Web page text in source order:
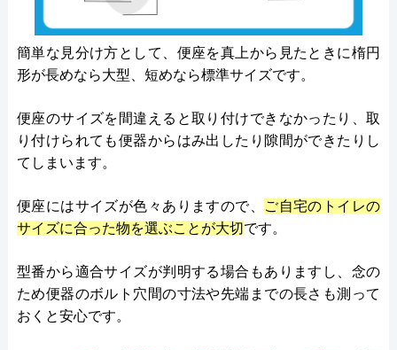
簡単な見分け方として、便座を真上から見たときに楕円
形が長めなら大型、短めなら標準サイズです。
便座のサイズを間違えると取り付けできなかったり、取
り付けられても便器からはみ出したり隙間ができたりし
てしまいます。
便座にはサイズが色々ありますので、
ご自宅のトイレの
サイズに合った物を選ぶことが大切です。
型番から適合サイズが判明する場合もありますし、念の
ため便器のボルト穴間の寸法や先端までの長さも測って
おくと安心です。